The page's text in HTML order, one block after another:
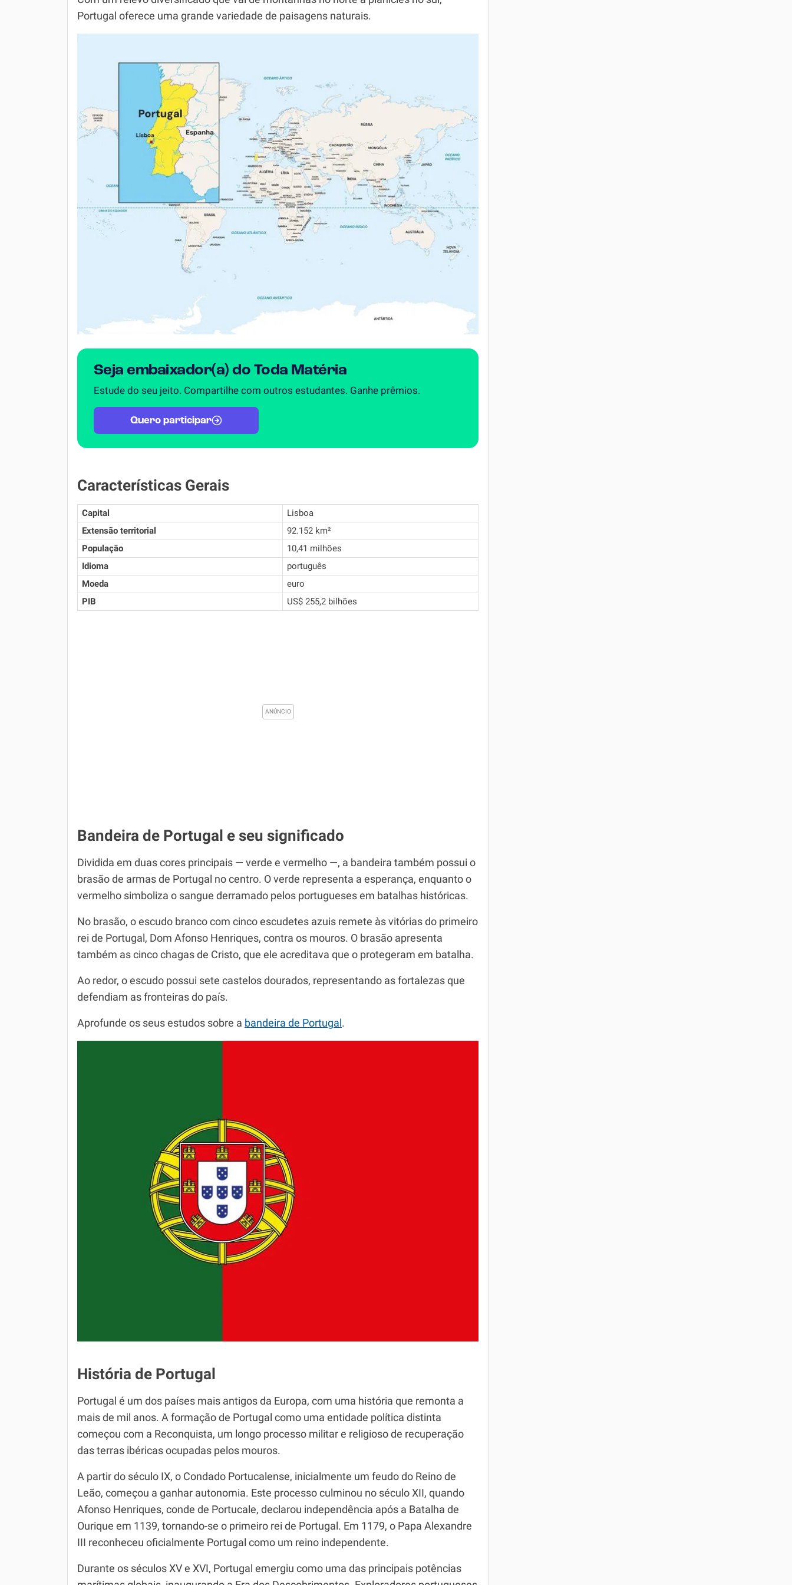
Portugal oferece uma grande variedade de paisagens naturais.
Seja embaixador(a) do Toda Matéria
Estude do seu jeito. Compartilhe com outros estudantes. Ganhe prêmios.
Quero participar
Características Gerais
Capital
Lisboa
Extensão territorial
92.152 km²
População
10,41 milhões
Idioma
português
Moeda
euro
PIB
US$ 255,2 bilhões
Bandeira de Portugal e seu significado
Dividida em duas cores principais — verde e vermelho —, a bandeira também possui o
brasão de armas de Portugal no centro. O verde representa a esperança, enquanto o
vermelho simboliza o sangue derramado pelos portugueses em batalhas históricas.
No brasão, o escudo branco com cinco escudetes azuis remete às vitórias do primeiro
rei de Portugal, Dom Afonso Henriques, contra os mouros. O brasão apresenta
também as cinco chagas de Cristo, que ele acreditava que o protegeram em batalha.
Ao redor, o escudo possui sete castelos dourados, representando as fortalezas que
defendiam as fronteiras do país.
Aprofunde os seus estudos sobre a bandeira de Portugal .
História de Portugal
Portugal é um dos países mais antigos da Europa, com uma história que remonta a
mais de mil anos. A formação de Portugal como uma entidade política distinta
começou com a Reconquista, um longo processo militar e religioso de recuperação
das terras ibéricas ocupadas pelos mouros.
A partir do século IX, o Condado Portucalense, inicialmente um feudo do Reino de
Leão, começou a ganhar autonomia. Este processo culminou no século XII, quando
Afonso Henriques, conde de Portucale, declarou independência após a Batalha de
Ourique em 1139, tornando-se o primeiro rei de Portugal. Em 1179, o Papa Alexandre
III reconheceu oficialmente Portugal como um reino independente.
Durante os séculos XV e XVI, Portugal emergiu como uma das principais potências